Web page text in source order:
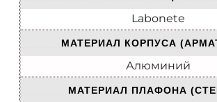
Labonete
МАТЕРИАЛ КОРПУСА
Алюминий
МАТЕРИАЛ ПЛАФОНА